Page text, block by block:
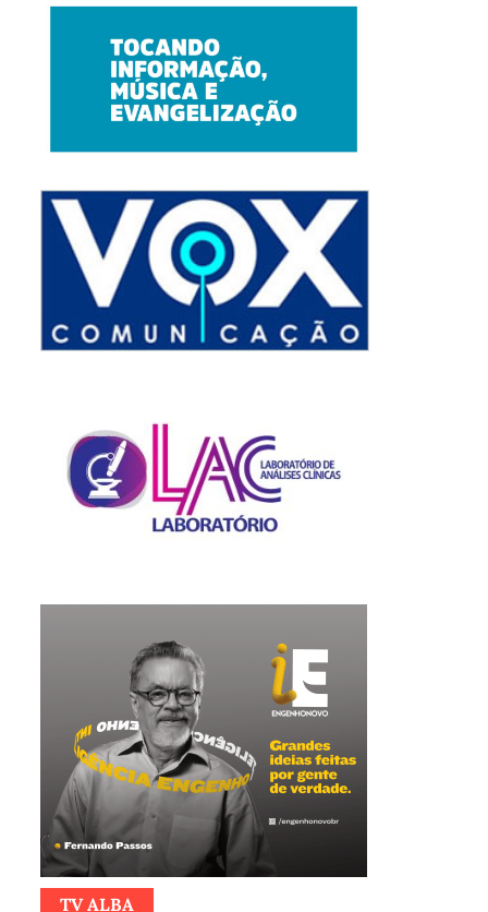
TV ALBA